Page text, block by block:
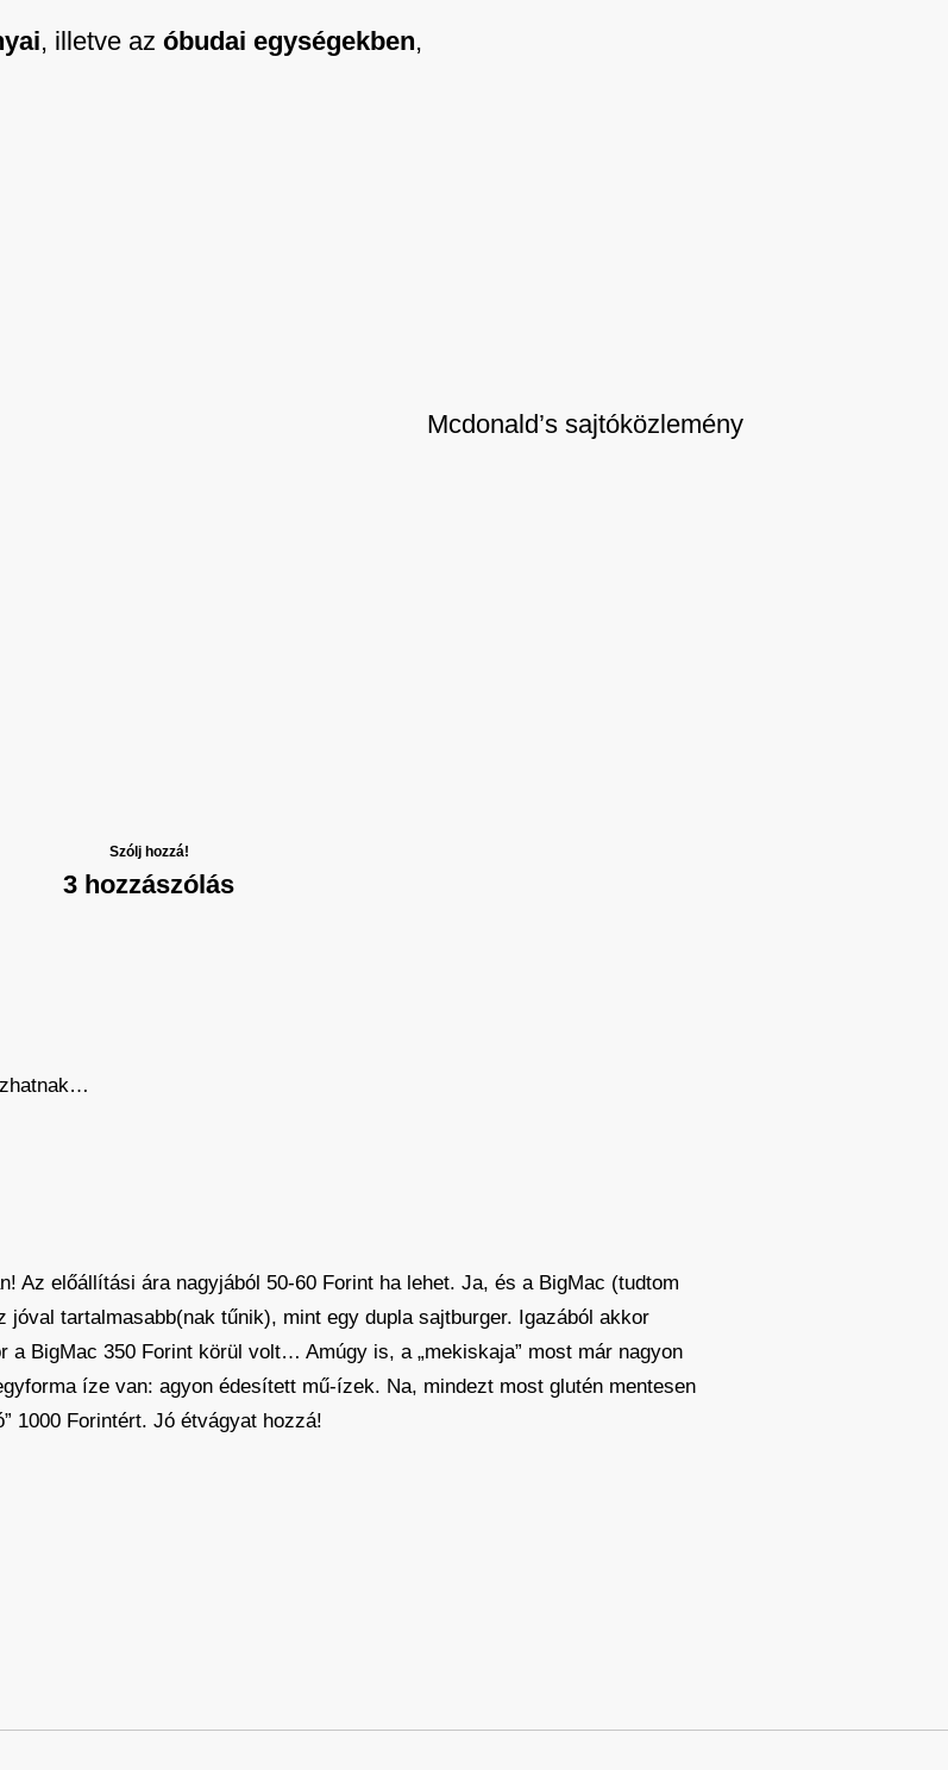
, illetve az óbudai egységekben,
Mcdonald’s sajtóközlemény
Szólj hozzá!
3 hozzászólás
Az előállítási ára nagyjából 50-60 Forint ha lehet. Ja, és a BigMac (tudtom
tartalmasabb(nak tűnik), mint egy dupla sajtburger. Igazából akkor
a BigMac 350 Forint körül volt… Amúgy is, a „mekiskaja” most már nagyon
íze van: agyon édesített mű-ízek. Na, mindezt most glutén mentesen
1000 Forintért. Jó étvágyat hozzá!